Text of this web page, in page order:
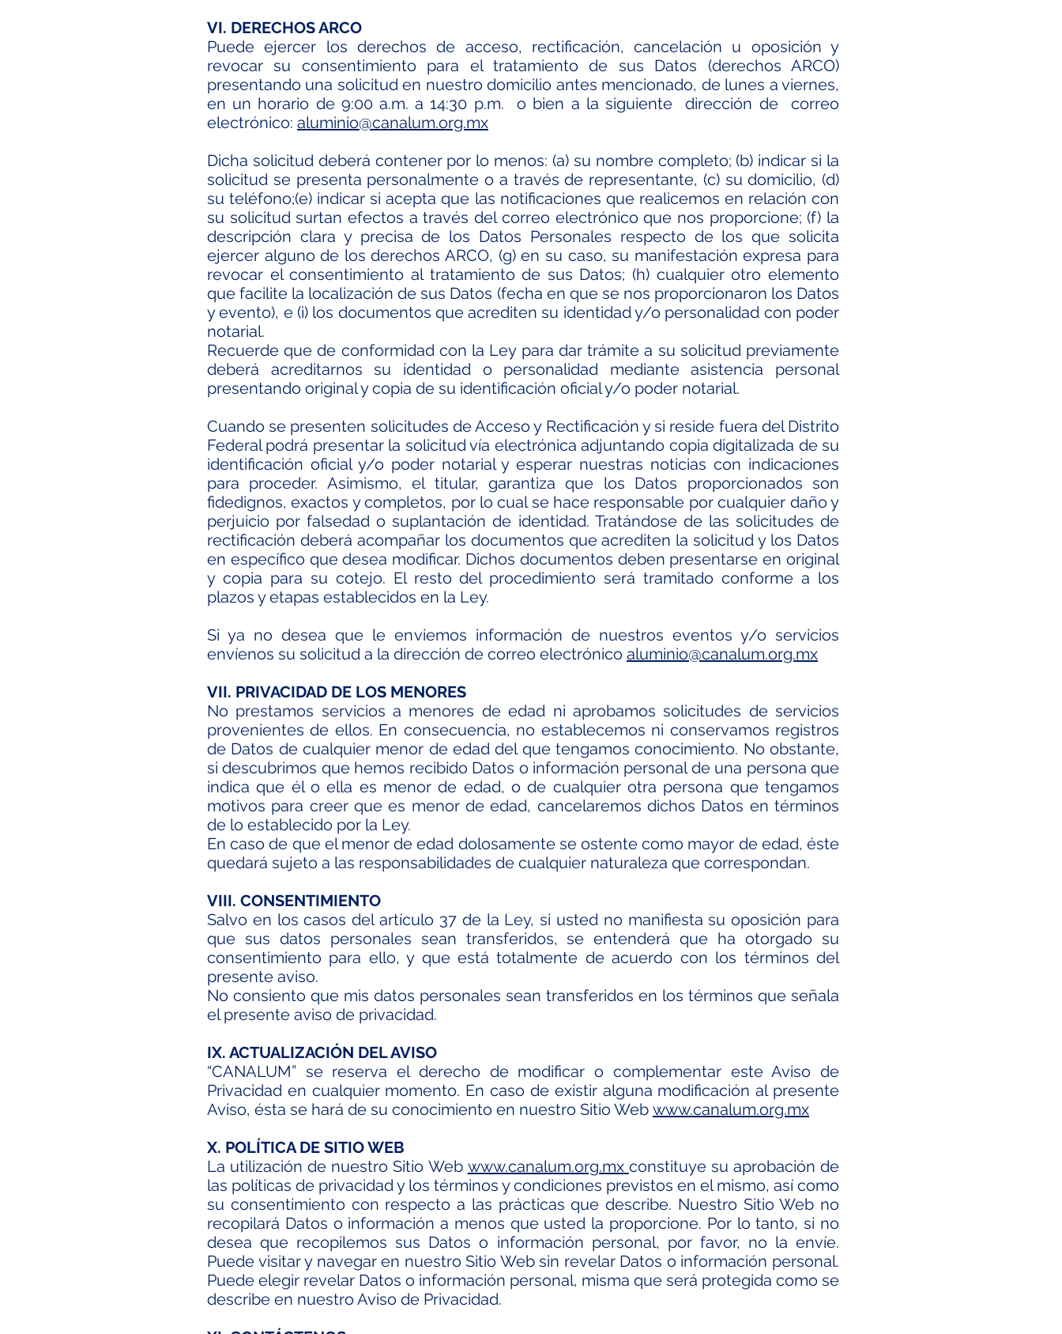
VI. DERECHOS ARCO
Puede ejercer los derechos de acceso, rectificación, cancelación u oposición y
revocar su consentimiento para el tratamiento de sus Datos (derechos ARCO)
presentando una solicitud en nuestro domicilio antes mencionado, de lunes a viernes,
en un horario de 9:00 a.m. a 14:30 p.m. o bien a la siguiente dirección de correo
electrónico: aluminio@canalum.org.mx
Dicha solicitud deberá contener por lo menos: (a) su nombre completo; (b) indicar si la
solicitud se presenta personalmente o a través de representante, (c) su domicilio, (d)
su teléfono;(e) indicar si acepta que las notificaciones que realicemos en relación con
su solicitud surtan efectos a través del correo electrónico que nos proporcione; (f) la
descripción clara y precisa de los Datos Personales respecto de los que solicita
ejercer alguno de los derechos ARCO, (g) en su caso, su manifestación expresa para
revocar el consentimiento al tratamiento de sus Datos; (h) cualquier otro elemento
que facilite la localización de sus Datos (fecha en que se nos proporcionaron los Datos
y evento), e (i) los documentos que acrediten su identidad y/o personalidad con poder
notarial.
Recuerde que de conformidad con la Ley para dar trámite a su solicitud previamente
deberá acreditarnos su identidad o personalidad mediante asistencia personal
presentando original y copia de su identificación oficial y/o poder notarial.
Cuando se presenten solicitudes de Acceso y Rectificación y si reside fuera del Distrito
Federal podrá presentar la solicitud vía electrónica adjuntando copia digitalizada de su
identificación oficial y/o poder notarial y esperar nuestras noticias con indicaciones
para proceder. Asimismo, el titular, garantiza que los Datos proporcionados son
fidedignos, exactos y completos, por lo cual se hace responsable por cualquier daño y
perjuicio por falsedad o suplantación de identidad. Tratándose de las solicitudes de
rectificación deberá acompañar los documentos que acrediten la solicitud y los Datos
en específico que desea modificar. Dichos documentos deben presentarse en original
y copia para su cotejo. El resto del procedimiento será tramitado conforme a los
plazos y etapas establecidos en la Ley.
Si ya no desea que le enviemos información de nuestros eventos y/o servicios
envíenos su solicitud a la dirección de correo electrónico aluminio@canalum.org.mx
VII. PRIVACIDAD DE LOS MENORES
No prestamos servicios a menores de edad ni aprobamos solicitudes de servicios
provenientes de ellos. En consecuencia, no establecemos ni conservamos registros
de Datos de cualquier menor de edad del que tengamos conocimiento. No obstante,
si descubrimos que hemos recibido Datos o información personal de una persona que
indica que él o ella es menor de edad, o de cualquier otra persona que tengamos
motivos para creer que es menor de edad, cancelaremos dichos Datos en términos
de lo establecido por la Ley.
En caso de que el menor de edad dolosamente se ostente como mayor de edad, éste
quedará sujeto a las responsabilidades de cualquier naturaleza que correspondan.
VIII. CONSENTIMIENTO
Salvo en los casos del artículo 37 de la Ley, si usted no manifiesta su oposición para
que sus datos personales sean transferidos, se entenderá que ha otorgado su
consentimiento para ello, y que está totalmente de acuerdo con los términos del
presente aviso.
No consiento que mis datos personales sean transferidos en los términos que señala
el presente aviso de privacidad.
IX. ACTUALIZACIÓN DEL AVISO
“CANALUM” se reserva el derecho de modificar o complementar este Aviso de
Privacidad en cualquier momento. En caso de existir alguna modificación al presente
Aviso, ésta se hará de su conocimiento en nuestro Sitio Web www.canalum.org.mx
X. POLÍTICA DE SITIO WEB
La utilización de nuestro Sitio Web www.canalum.org.mx constituye su aprobación de
las políticas de privacidad y los términos y condiciones previstos en el mismo, así como
su consentimiento con respecto a las prácticas que describe. Nuestro Sitio Web no
recopilará Datos o información a menos que usted la proporcione. Por lo tanto, si no
desea que recopilemos sus Datos o información personal, por favor, no la envíe.
Puede visitar y navegar en nuestro Sitio Web sin revelar Datos o información personal.
Puede elegir revelar Datos o información personal, misma que será protegida como se
describe en nuestro Aviso de Privacidad.